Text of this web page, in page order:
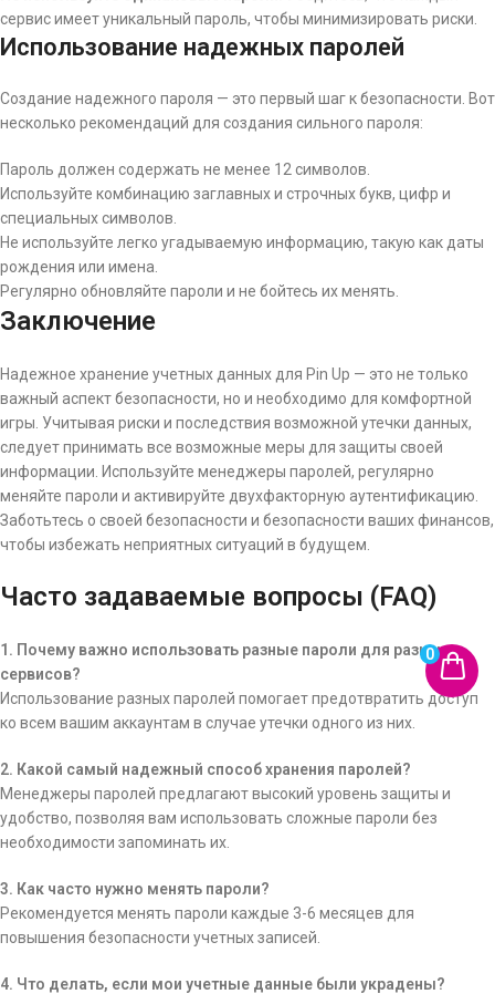
сервис имеет уникальный пароль, чтобы минимизировать риски.
Использование надежных паролей
Создание надежного пароля — это первый шаг к безопасности. Вот
несколько рекомендаций для создания сильного пароля:
Пароль должен содержать не менее 12 символов.
Используйте комбинацию заглавных и строчных букв, цифр и
специальных символов.
Не используйте легко угадываемую информацию, такую как даты
рождения или имена.
Регулярно обновляйте пароли и не бойтесь их менять.
Заключение
Надежное хранение учетных данных для Pin Up — это не только
важный аспект безопасности, но и необходимо для комфортной
игры. Учитывая риски и последствия возможной утечки данных,
следует принимать все возможные меры для защиты своей
информации. Используйте менеджеры паролей, регулярно
меняйте пароли и активируйте двухфакторную аутентификацию.
Заботьтесь о своей безопасности и безопасности ваших финансов,
чтобы избежать неприятных ситуаций в будущем.
Часто задаваемые вопросы (FAQ)
1. Почему важно использовать разные пароли для разных
сервисов?
Использование разных паролей помогает предотвратить доступ
ко всем вашим аккаунтам в случае утечки одного из них.
2. Какой самый надежный способ хранения паролей?
Менеджеры паролей предлагают высокий уровень защиты и
удобство, позволяя вам использовать сложные пароли без
необходимости запоминать их.
3. Как часто нужно менять пароли?
Рекомендуется менять пароли каждые 3-6 месяцев для
повышения безопасности учетных записей.
4. Что делать, если мои учетные данные были украдены?
0